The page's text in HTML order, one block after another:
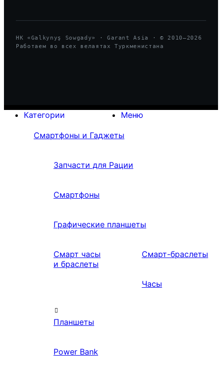
HK «Galkynyş Sowgady» · Garant Asia · © 2010—2026
Работаем во всех велаятах Туркменистана
Меню
Категории
Смартфоны и Гаджеты
Запчасти для Рации
Смартфоны
Графические планшеты
Смарт часы
и браслеты
Смарт-браслеты
Часы
Планшеты
Power Bank